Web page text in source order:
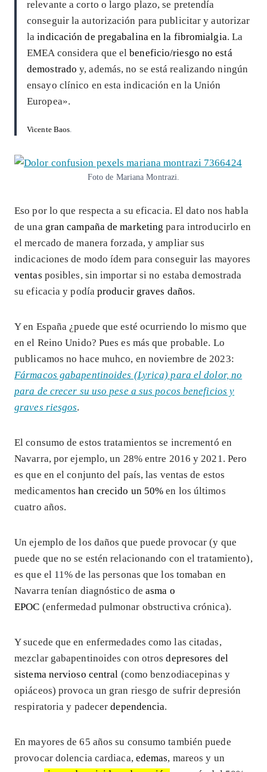
relevante a corto o largo plazo, se pretendía
conseguir la autorización para publicitar y autorizar
laindicación de pregabalina en la fibromialgia. La
EMEA considera que elbeneficio/riesgo no está
demostrado y, además, no se está realizando ningún
ensayo clínico en esta indicación en la Unión
Europea».
Vicente Baos
Foto de Mariana Montrazi.
Eso por lo que respecta a su eficacia. El dato nos habla
de una gran campaña de marketing para introducirlo en
el mercado de manera forzada, y ampliar sus
indicaciones de modo ídem para conseguir las mayores
ventas posibles, sin importar si no estaba demostrada
su eficacia y podíaproducir graves daños.
Y en España ¿puede que esté ocurriendo lo mismo que
en el Reino Unido? Pues es más que probable. Lo
publicamos no hace muhco, en noviembre de 2023:
Fármacos gabapentinoides (Lyrica) para el dolor, no
para de crecer su uso pese a sus pocos beneficios y
graves riesgos.
El consumo de estos tratamientos se incrementó en
Navarra, por ejemplo, un 28% entre 2016 y 2021. Pero
es que en el conjunto del país, las ventas de estos
medicamentoshan crecido un 50% en los últimos
cuatro años.
Un ejemplo de los daños que puede provocar (y que
puede que no se estén relacionando con el tratamiento),
es que el 11% de las personas que los tomaban en
Navarra tenían diagnóstico deasma o
EPOC (enfermedad pulmonar obstructiva crónica).
Y sucede que en enfermedades como las citadas,
mezclar gabapentinoides con otrosdepresores del
sistema nervioso central (como benzodiacepinas y
opiáceos) provoca un gran riesgo de sufrir depresión
respiratoria y padecerdependencia.
En mayores de 65 años su consumo también puede
provocar dolencia cardiaca, edemas, mareos y un